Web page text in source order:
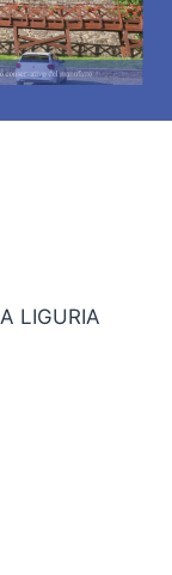
LIGURIA